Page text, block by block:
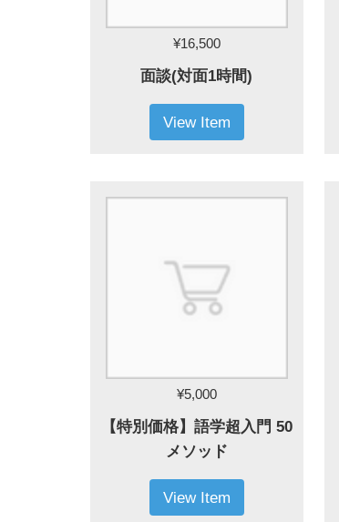
¥16,500
面談(対面1時間)
View Item
¥5,000
【特別価格】語学超入門 50
メソッド
View Item